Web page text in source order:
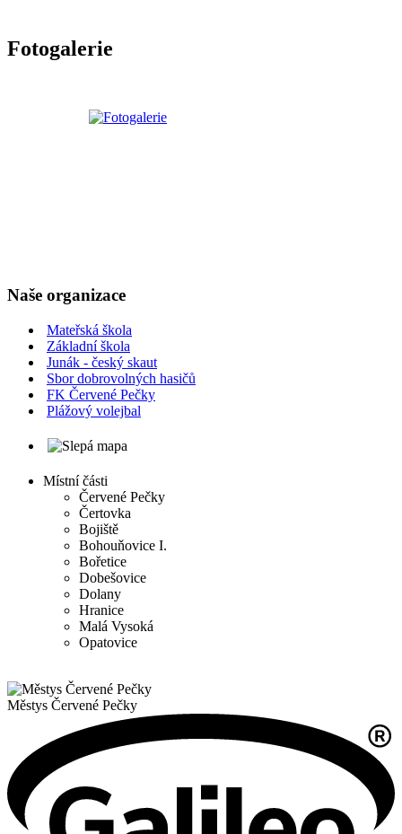
Fotogalerie
Naše organizace
Mateřská škola
Základní škola
Junák - český skaut
Sbor dobrovolných hasičů
FK Červené Pečky
Plážový volejbal
Místní části
Červené Pečky
Čertovka
Bojiště
Bohouňovice I.
Bořetice
Dobešovice
Dolany
Hranice
Malá Vysoká
Opatovice
Městys Červené Pečky